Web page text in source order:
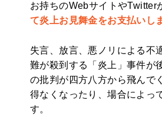
お持ちのWebサイトやTwitter
て炎上お見舞金をお支払いし
失言、放言、悪ノリによる不
難が殺到する「炎上」事件が
の批判が四方八方から飛んで
得なくなったり、場合によっ
す。